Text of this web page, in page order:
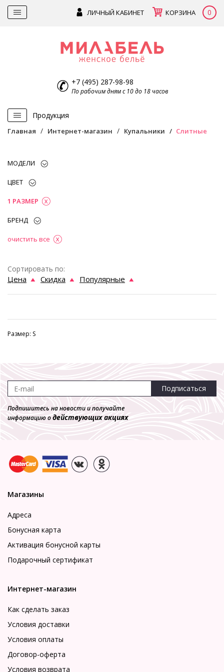
ЛИЧНЫЙ КАБИНЕТ КОРЗИНА 0
+7 (495) 287-98-98
По рабочим дням с 10 до 18 часов
Продукция
Главная Интернет-магазин Купальники Слитные
МОДЕЛИ
ЦВЕТ
1 РАЗМЕР
БРЕНД
очистить все
Сортировать по:
Цена Скидка Популярные
Размер: S
Подписаться
Подпишитесь на новости и получайте
информацию одействующих акциях
Магазины
Адреса
Бонусная карта
Активация бонусной карты
Подарочный сертификат
Интернет-магазин
Как сделать заказ
Условия доставки
Условия оплаты
Договор-оферта
Условия возврата